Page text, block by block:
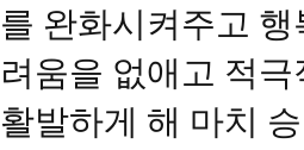
를 완화시켜주고
려움을 없애고 적
활발하게 해 마치